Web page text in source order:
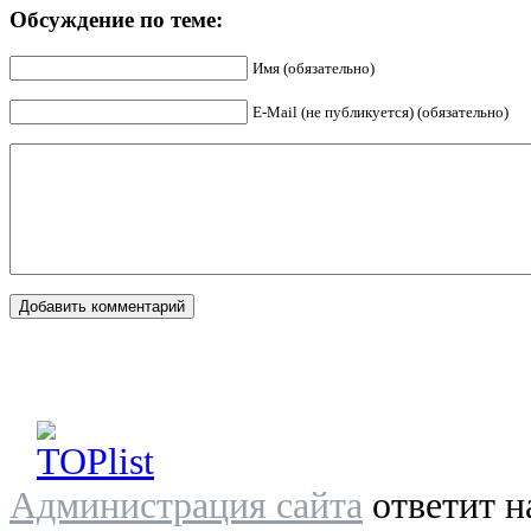
Обсуждение по теме:
Имя (обязательно)
E-Mail (не публикуется) (обязательно)
Администрация сайта ответит